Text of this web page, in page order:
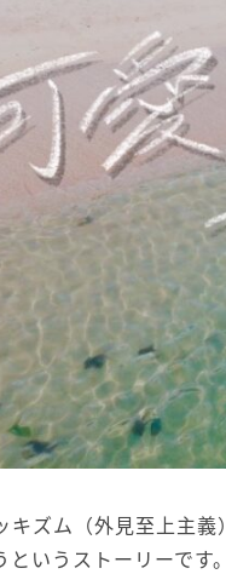
キズム（外見至上主
いうストーリーです